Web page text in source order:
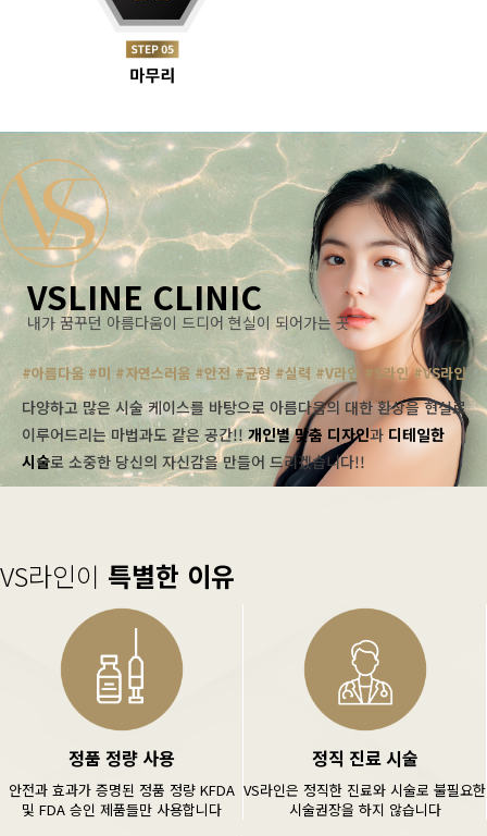
VSLINE CLINIC
내가 꿈꾸던 아름다움이 드디어 현실이 되어가는 곳
#아름다움 #미 #자연스러움 #안전 #균형 #실력 #V라인 #S라인 #VS라인
다양하고 많은 시술 케이스를 바탕으로 아름다움의 대한 환상을 현실로
이루어드리는 마법과도 같은 공간!!개인별 맞춤 디자인과디테일한
시술로 소중한 당신의 자신감을 만들어 드리겠습니다!!
VS라인이 특별한 이유
정품 정량 사용
안전과 효과가 증명된 정품 정량 KFDA
및 FDA 승인 제품들만 사용합니다
정직 진료 시술
VS라인은 정직한 진료와 시술로 불필요한
시술권장을 하지 않습니다